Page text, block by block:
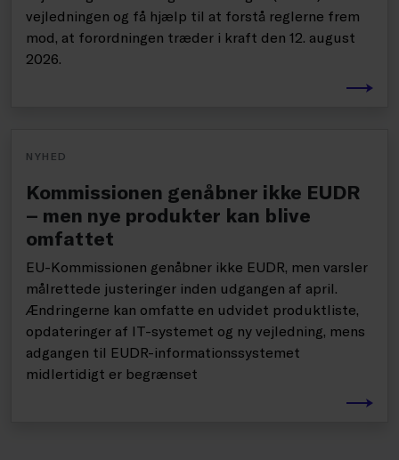
vejledningen og få hjælp til at forstå reglerne frem
mod, at forordningen træder i kraft den 12. august
2026.
NYHED
Kommissionen genåbner ikke EUDR
– men nye produkter kan blive
omfattet
EU-Kommissionen genåbner ikke EUDR, men varsler
målrettede justeringer inden udgangen af april.
Ændringerne kan omfatte en udvidet produktliste,
opdateringer af IT-systemet og ny vejledning, mens
adgangen til EUDR-informationssystemet
midlertidigt er begrænset